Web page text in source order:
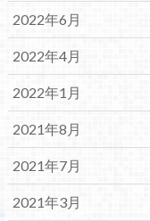
2022年6月
2022年4月
2022年1月
2021年8月
2021年7月
2021年3月